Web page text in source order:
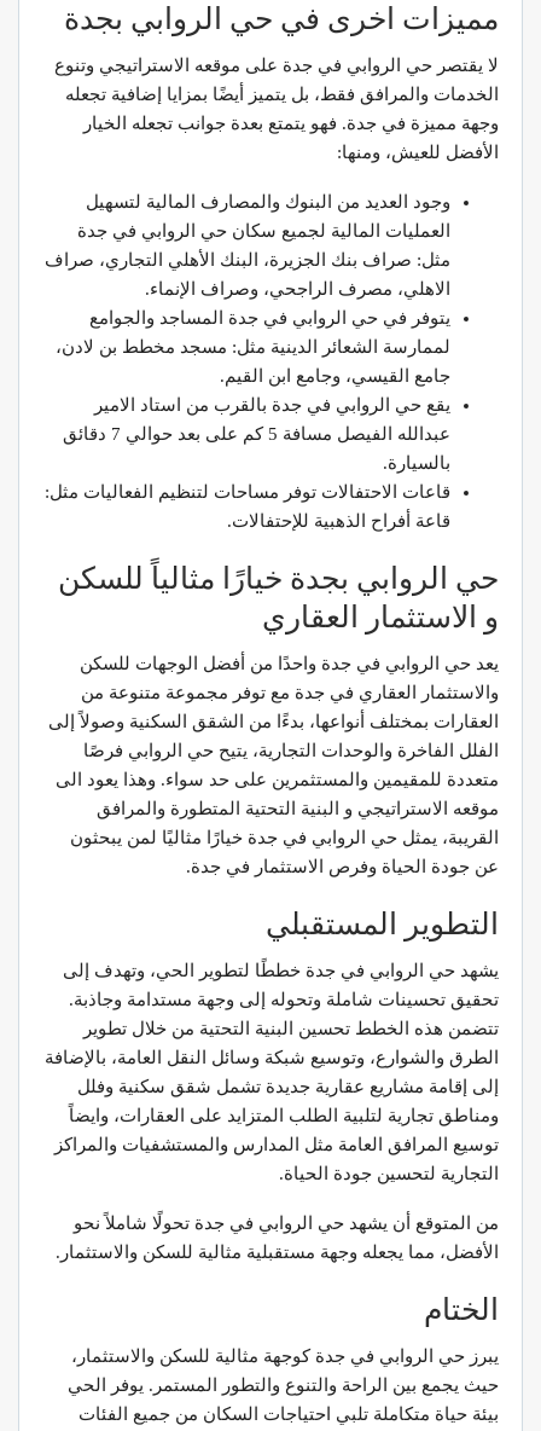
مميزات اخرى في حي الروابي بجدة
لا يقتصر حي الروابي في جدة على موقعه الاستراتيجي وتنوع
الخدمات والمرافق فقط، بل يتميز أيضًا بمزايا إضافية تجعله
وجهة مميزة في جدة. فهو يتمتع بعدة جوانب تجعله الخيار
الأفضل للعيش، ومنها:
وجود العديد من البنوك والمصارف المالية لتسهيل
العمليات المالية لجميع سكان حي الروابي في جدة
مثل: صراف بنك الجزيرة، البنك الأهلي التجاري، صراف
الاهلي، مصرف الراجحي، وصراف الإنماء.
يتوفر في حي الروابي في جدة المساجد والجوامع
لممارسة الشعائر الدينية مثل: مسجد مخطط بن لادن،
جامع القيسي، وجامع ابن القيم.
يقع حي الروابي في جدة بالقرب من استاد الامير
عبدالله الفيصل مسافة 5 كم على بعد حوالي 7 دقائق
بالسيارة.
قاعات الاحتفالات توفر مساحات لتنظيم الفعاليات مثل:
قاعة أفراح الذهبية للإحتفالات.
حي الروابي بجدة خيارًا مثالياً للسكن
و الاستثمار العقاري
يعد حي الروابي في جدة واحدًا من أفضل الوجهات للسكن
والاستثمار العقاري في جدة مع توفر مجموعة متنوعة من
العقارات بمختلف أنواعها، بدءًا من الشقق السكنية وصولاً إلى
الفلل الفاخرة والوحدات التجارية، يتيح حي الروابي فرصًا
متعددة للمقيمين والمستثمرين على حد سواء. وهذا يعود الى
موقعه الاستراتيجي و البنية التحتية المتطورة والمرافق
القريبة، يمثل حي الروابي في جدة خيارًا مثاليًا لمن يبحثون
عن جودة الحياة وفرص الاستثمار في جدة.
التطوير المستقبلي
يشهد حي الروابي في جدة خططًا لتطوير الحي، وتهدف إلى
تحقيق تحسينات شاملة وتحوله إلى وجهة مستدامة وجاذبة.
تتضمن هذه الخطط تحسين البنية التحتية من خلال تطوير
الطرق والشوارع، وتوسيع شبكة وسائل النقل العامة، بالإضافة
إلى إقامة مشاريع عقارية جديدة تشمل شقق سكنية وفلل
ومناطق تجارية لتلبية الطلب المتزايد على العقارات، وايضاً
توسيع المرافق العامة مثل المدارس والمستشفيات والمراكز
التجارية لتحسين جودة الحياة.
من المتوقع أن يشهد حي الروابي في جدة تحولًا شاملاً نحو
الأفضل، مما يجعله وجهة مستقبلية مثالية للسكن والاستثمار.
الختام
يبرز حي الروابي في جدة كوجهة مثالية للسكن والاستثمار،
حيث يجمع بين الراحة والتنوع والتطور المستمر. يوفر الحي
بيئة حياة متكاملة تلبي احتياجات السكان من جميع الفئات